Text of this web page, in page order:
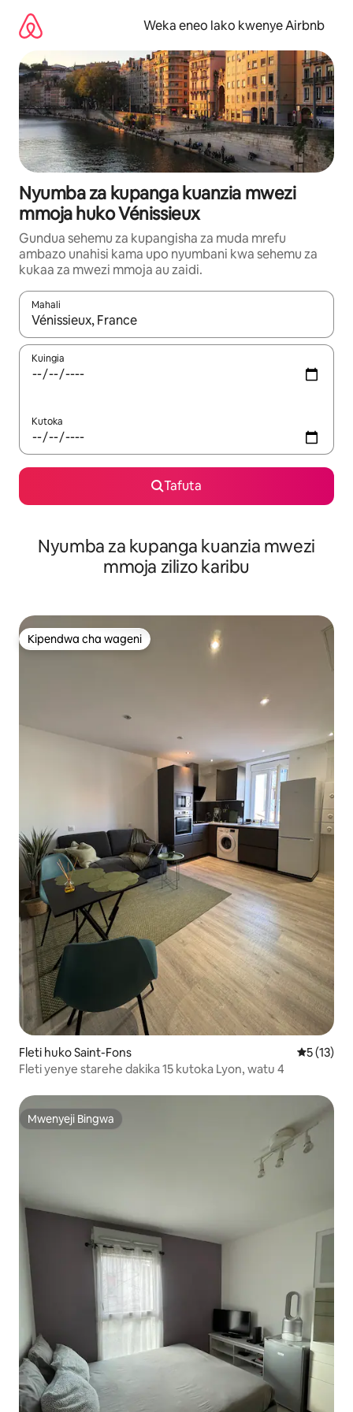
kwenda
kwenye
maudhui
Weka eneo lako kwenye Airbnb
Nyumba za kupanga kuanzia mwezi
mmoja huko Vénissieux
Gundua sehemu za kupangisha za muda mrefu
ambazo unahisi kama upo nyumbani kwa sehemu za
kukaa za mwezi mmoja au zaidi.
Mahali
Wakati matokeo yanapatikana, vinjari kwa kutumia vitufe vya
Kuingia
Kutoka
Tafuta
Nyumba za kupanga kuanzia mwezi
mmoja zilizo karibu
Kipendwa cha wageni
Kipendwa cha wageni
Fleti huko Saint-Fons Ukadiriaji
5 (13)
Fleti yenye starehe dakika 15 kutoka Lyon, watu 4
Mwenyeji Bingwa
Mwenyeji Bingwa